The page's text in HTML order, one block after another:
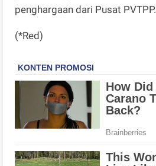
penghargaan dari Pusat PVTPP.
(*Red)